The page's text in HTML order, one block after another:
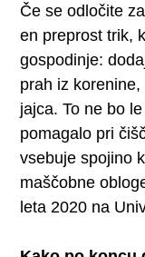
Če se odločite
en preprost trik,
gospodinje:
prah iz
jajca. To ne bo
pomagalo pri
vsebuje spojino
maščobne
leta 2020 na